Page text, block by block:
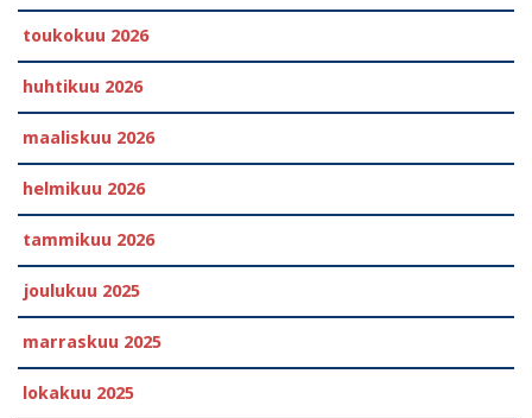
toukokuu 2026
huhtikuu 2026
maaliskuu 2026
helmikuu 2026
tammikuu 2026
joulukuu 2025
marraskuu 2025
lokakuu 2025